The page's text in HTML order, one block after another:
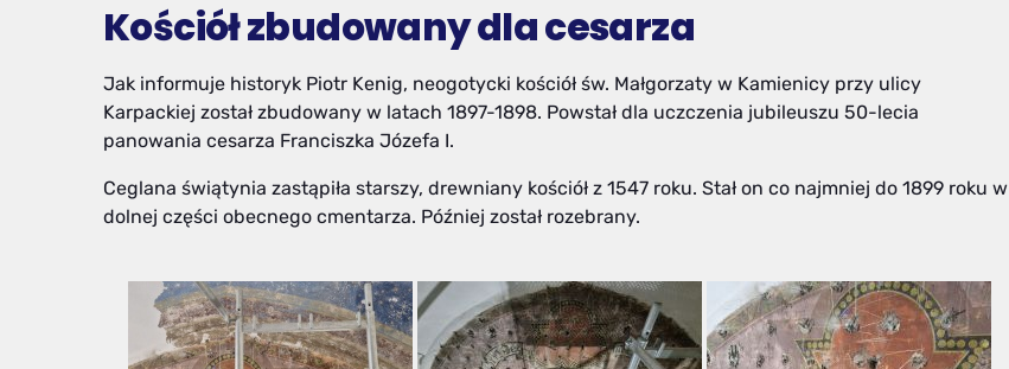
Kościół zbudowany dla cesarza
Jak informuje historyk Piotr Kenig, neogotycki kościół św. Małgorzaty w Kamienicy przy ulicy
Karpackiej został zbudowany w latach 1897-1898. Powstał dla uczczenia jubileuszu 50-lecia
panowania cesarza Franciszka Józefa I.
Ceglana świątynia zastąpiła starszy, drewniany kościół z 1547 roku. Stał on co najmniej do 1899 roku w
dolnej części obecnego cmentarza. Później został rozebrany.